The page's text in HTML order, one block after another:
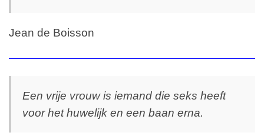
Jean de Boisson
Een vrije vrouw is iemand die seks heeft
voor het huwelijk en een baan erna.